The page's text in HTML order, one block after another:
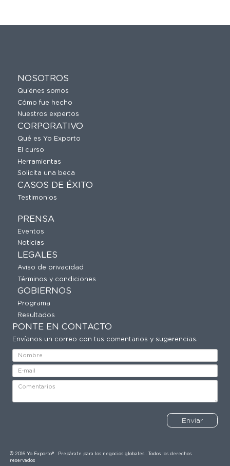
NOSOTROS
Quiénes somos
Cómo fue hecho
Nuestros expertos
CORPORATIVO
Qué es Yo Exporto
El curso
Herramientas
Solicita una beca
CASOS DE ÉXITO
Testimonios
PRENSA
Eventos
Noticias
LEGALES
Aviso de privacidad
Términos y condiciones
GOBIERNOS
Programa
Resultados
PONTE EN CONTACTO
Envíanos un correo con tus comentarios y sugerencias.
Enviar
© 2016 Yo Exporto® . Prepárate para los negocios globales . Todos los derechos
reservados